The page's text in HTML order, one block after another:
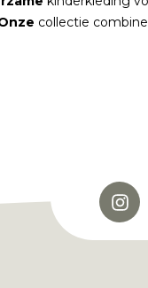
collectie